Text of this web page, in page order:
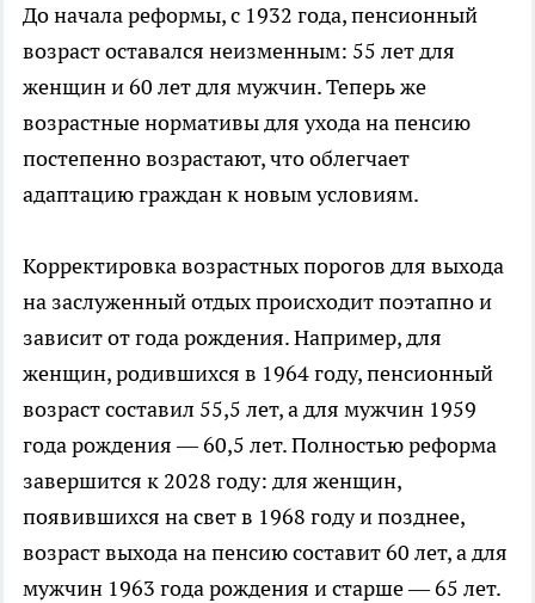
До начала реформы, с 1932 года, пенсионный
возраст оставался неизменным: 55 лет для
женщин и 60 лет для мужчин. Теперь же
возрастные нормативы для ухода на пенсию
постепенно возрастают, что облегчает
адаптацию граждан к новым условиям.
Корректировка возрастных порогов для выхода
на заслуженный отдых происходит поэтапно и
зависит от года рождения. Например, для
женщин, родившихся в 1964 году, пенсионный
возраст составил 55,5 лет, а для мужчин 1959
года рождения — 60,5 лет. Полностью реформа
завершится к 2028 году: для женщин,
появившихся на свет в 1968 году и позднее,
возраст выхода на пенсию составит 60 лет, а для
мужчин 1963 года рождения и старше — 65 лет.